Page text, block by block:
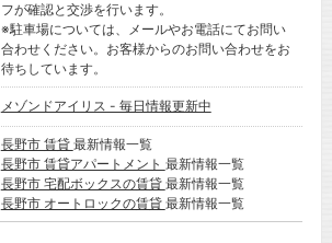
フが確認と交渉を行います。
※駐車場については、メールやお電話にてお問い
合わせください。お客様からのお問い合わせをお
待ちしています。
メゾンドアイリス - 毎日情報更新中
長野市 賃貸 最新情報一覧
長野市 賃貸アパートメント 最新情報一覧
長野市 宅配ボックスの賃貸 最新情報一覧
長野市 オートロックの賃貸 最新情報一覧